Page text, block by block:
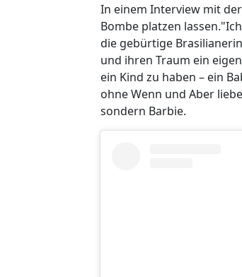
In einem Interview mit
Bombe platzen
die gebürtige
und ihren Traum ein
ein Kind zu haben – ein
ohne Wenn und Aber
sondern Barbie.